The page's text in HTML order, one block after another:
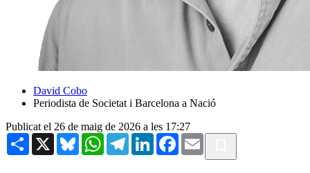
David Cobo
Periodista de Societat i Barcelona a Nació
Publicat el 26 de maig de 2026 a les 17:27
Share X BlueskyWhatsAppTelegramLinkedInFacebook
Email